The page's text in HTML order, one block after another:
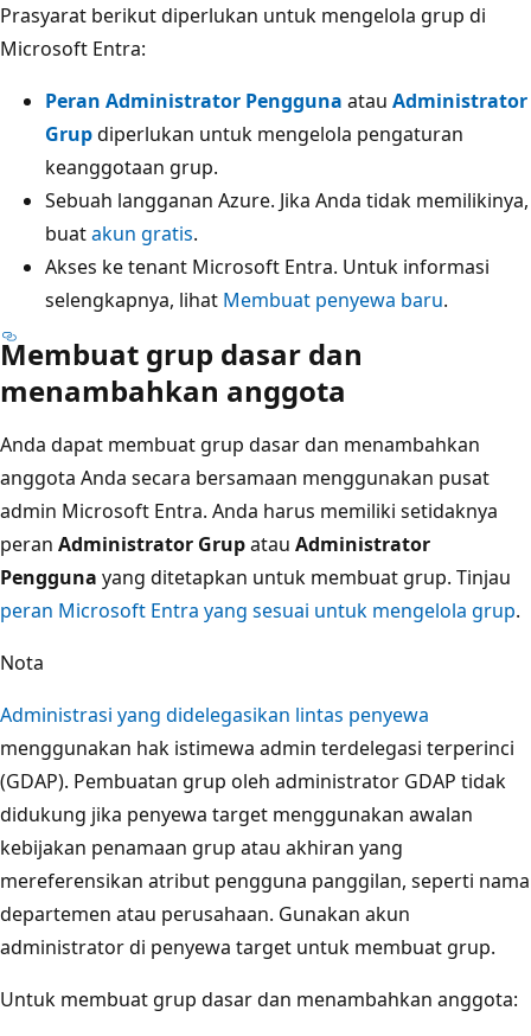
Prasyarat berikut diperlukan untuk mengelola grup di
Microsoft Entra:
Peran Administrator Pengguna atau Administrator
Grupdiperlukan untuk mengelola pengaturan
keanggotaan grup.
Sebuah langganan Azure. Jika Anda tidak memilikinya,
buatakun gratis.
Akses ke tenant Microsoft Entra. Untuk informasi
selengkapnya, lihat Membuat penyewa baru.
Membuat grup dasar dan
menambahkan anggota
Anda dapat membuat grup dasar dan menambahkan
anggota Anda secara bersamaan menggunakan pusat
admin Microsoft Entra. Anda harus memiliki setidaknya
peran Administrator Grupatau Administrator
Pengguna yang ditetapkan untuk membuat grup. Tinjau
peran Microsoft Entra yang sesuai untuk mengelola grup.
Nota
Administrasi yang didelegasikan lintas penyewa
menggunakan hak istimewa admin terdelegasi terperinci
(GDAP). Pembuatan grup oleh administrator GDAP tidak
didukung jika penyewa target menggunakan awalan
kebijakan penamaan grup atau akhiran yang
mereferensikan atribut pengguna panggilan, seperti nama
departemen atau perusahaan. Gunakan akun
administrator di penyewa target untuk membuat grup.
Untuk membuat grup dasar dan menambahkan anggota: